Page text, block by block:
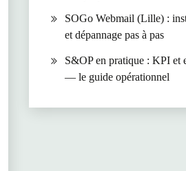
SOGo Webmail (Lille) :
et dépannage pas à pas
S&OP en pratique : KPI et
— le guide opérationnel